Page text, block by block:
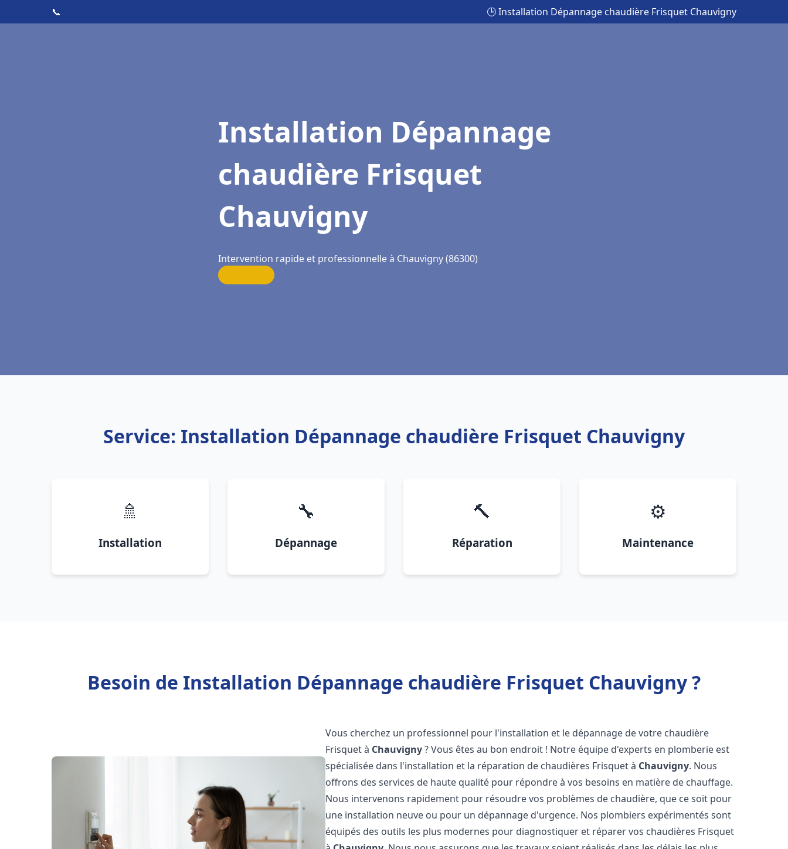
📞 🕒 Installation Dépannage chaudière Frisquet Chauvigny
Installation Dépannage
chaudière Frisquet
Chauvigny
Intervention rapide et professionnelle à Chauvigny (86300)
Service: Installation Dépannage chaudière Frisquet Chauvigny
🚿
Installation
🔧
Dépannage
🔨
Réparation
⚙️
Maintenance
Besoin de Installation Dépannage chaudière Frisquet Chauvigny ?
Vous cherchez un professionnel pour l'installation et le dépannage de votre chaudière
Frisquet à Chauvigny? Vous êtes au bon endroit ! Notre équipe d'experts en plomberie est
spécialisée dans l'installation et la réparation de chaudières Frisquet à Chauvigny. Nous
offrons des services de haute qualité pour répondre à vos besoins en matière de chauffage.
Nous intervenons rapidement pour résoudre vos problèmes de chaudière, que ce soit pour
une installation neuve ou pour un dépannage d'urgence. Nos plombiers expérimentés sont
équipés des outils les plus modernes pour diagnostiquer et réparer vos chaudières Frisquet